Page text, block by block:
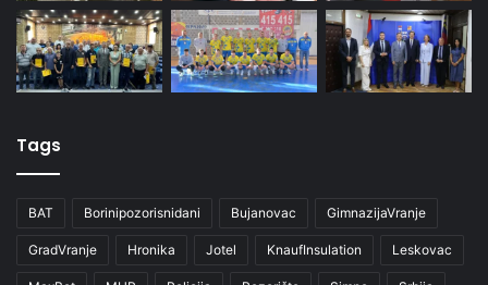
Tags
BAT Borinipozorisnidani Bujanovac GimnazijaVranje
GradVranje Hronika Jotel KnaufInsulation Leskovac